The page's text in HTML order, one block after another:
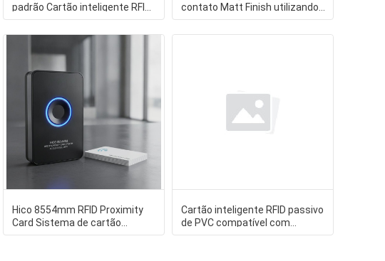
padrão Cartão inteligente RFID
com HF 0-10cm Dist
contato Matt Finish utilizando
modo de transmissão de
Hico 8554mm RFID Proximity
Card Sistema de cartão
eletrônico oferecendo
Cartão inteligente RFID passivo
de PVC compatível com
leitores RFID padrão Ideal